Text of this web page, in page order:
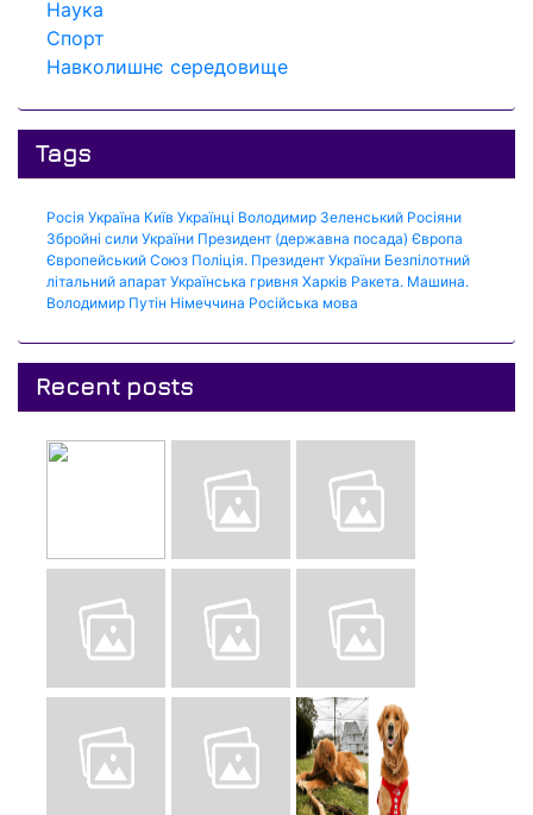
Наука
Спорт
Навколишнє середовище
Tags
Росія Україна Київ Українці Володимир Зеленський Росіяни
Збройні сили України Президент (державна посада) Європа
Європейський Союз Поліція. Президент України Безпілотний
літальний апарат Українська гривня Харків Ракета. Машина.
Володимир Путін Німеччина Російська мова
Recent posts